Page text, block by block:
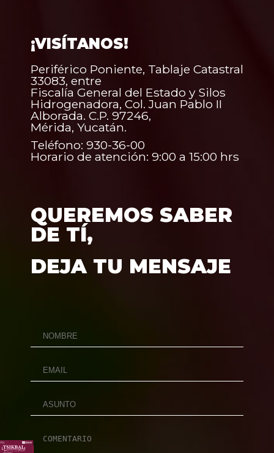
¡VISÍTANOS!
Periférico Poniente, Tablaje Catastral
33083, entre
Fiscalía General del Estado y Silos
Hidrogenadora, Col. Juan Pablo II
Alborada. C.P. 97246,
Mérida, Yucatán.
Teléfono: 930-36-00
Horario de atención: 9:00 a 15:00 hrs
QUEREMOS SABER
DE TÍ,
DEJA TU MENSAJE